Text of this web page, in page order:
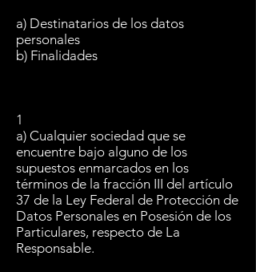
a) Destinatarios de los datos
personales
b) Finalidades
1
a) Cualquier sociedad que se
encuentre bajo alguno de los
supuestos enmarcados en los
términos de la fracción III del artículo
37 de la Ley Federal de Protección de
Datos Personales en Posesión de los
Particulares, respecto de La
Responsable.